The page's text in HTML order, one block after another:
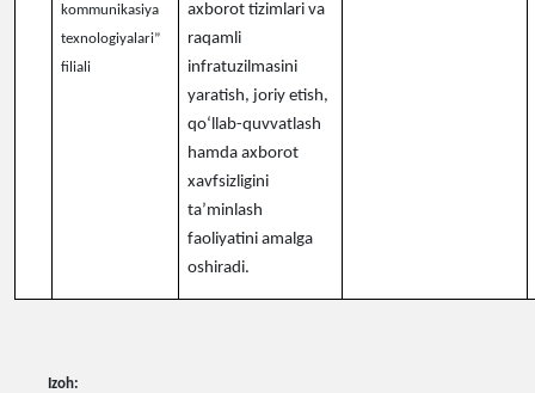
kommunikasiya
texnologiyalari”
filiali
axborot tizimlari va
raqamli
infratuzilmasini
yaratish, joriy etish,
qo‘llab-quvvatlash
hamda axborot
xavfsizligini
ta’minlash
faoliyatini amalga
oshiradi.
Izoh: